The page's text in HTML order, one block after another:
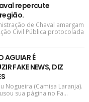
repercute
de Chaval amargam
Civil Pública protocolada
AGUIAR É
FAKE NEWS, DIZ
Nogueira (Camisa Laranja).
sua página no Fa...